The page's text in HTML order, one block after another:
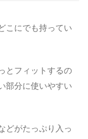
こにでも持ってい
とフィットするの
部分に使いやすい
どがたっぷり入っ